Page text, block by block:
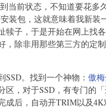
当前状态，不知道要花多
装包，这就意味着我新装
犊子，于是开始在网上找
，除非用那些第三方的定
。找到一个神物： 傲
区，对于SSD，有专门的
成后，自动开TRIM以及4K